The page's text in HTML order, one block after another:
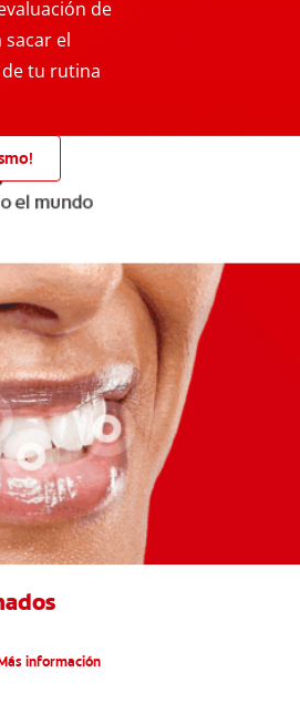
de
el
tu rutina
información